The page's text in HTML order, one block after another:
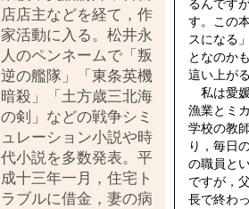
店店主などを経て，作
家活動に入る。松井永
人のペンネームで「叛
逆の艦隊」「東条英機
暗殺」「土方歳三北海
の剣」などの戦争シミ
ュレーション小説や時
代小説を多数発表。平
成十三年一月，住宅ト
ラブルに借金，妻の病
るんです
す。この
スになる
となのか
這い上が
私は愛
漁業とミ
学校の教
り，毎日
の職員と
ですが，
長で終わ